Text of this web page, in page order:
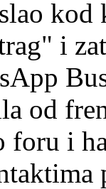
i
od
foru i